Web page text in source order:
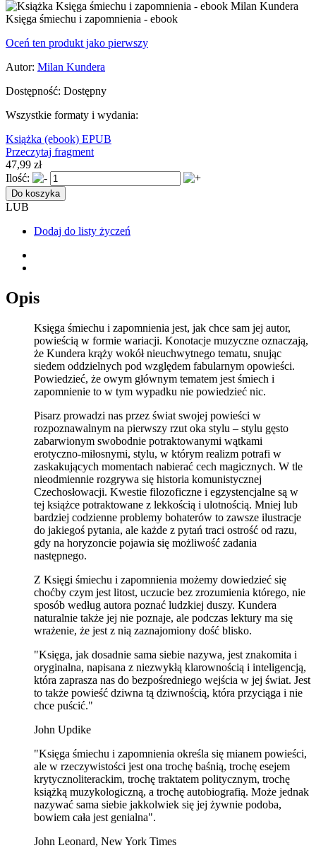
Księga śmiechu i zapomnienia - ebook
Oceń ten produkt jako pierwszy
Autor: Milan Kundera
Dostępność: Dostępny
Wszystkie formaty i wydania:
Książka (ebook) EPUB
Przeczytaj fragment
47,99 zł
Ilość:
Do koszyka
LUB
Dodaj do listy życzeń
Opis
Księga śmiechu i zapomnienia jest, jak chce sam jej autor,
powieścią w formie wariacji. Konotacje muzyczne oznaczają,
że Kundera krąży wokół nieuchwytnego tematu, snując
siedem oddzielnych pod względem fabularnym opowieści.
Powiedzieć, że owym głównym tematem jest śmiech i
zapomnienie to w tym wypadku nie powiedzieć nic.
Pisarz prowadzi nas przez świat swojej powieści w
rozpoznawalnym na pierwszy rzut oka stylu – stylu gęsto
zabarwionym swobodnie potraktowanymi wątkami
erotyczno-miłosnymi, stylu, w którym realizm potrafi w
zaskakujących momentach nabierać cech magicznych. W tle
nieodmiennie rozgrywa się historia komunistycznej
Czechosłowacji. Kwestie filozoficzne i egzystencjalne są w
tej książce potraktowane z lekkością i ulotnością. Mniej lub
bardziej codzienne problemy bohaterów to zawsze ilustracje
do jakiegoś pytania, ale każde z pytań traci ostrość od razu,
gdy na horyzoncie pojawia się możliwość zadania
następnego.
Z Księgi śmiechu i zapomnienia możemy dowiedzieć się
choćby czym jest litost, uczucie bez zrozumienia którego, nie
sposób według autora poznać ludzkiej duszy. Kundera
naturalnie także jej nie poznaje, ale podczas lektury ma się
wrażenie, że jest z nią zaznajomiony dość blisko.
"Księga, jak dosadnie sama siebie nazywa, jest znakomita i
oryginalna, napisana z niezwykłą klarownością i inteligencją,
która zaprasza nas do bezpośredniego wejścia w jej świat. Jest
to także powieść dziwna tą dziwnością, która przyciąga i nie
chce puścić."
John Updike
"Księga śmiechu i zapomnienia określa się mianem powieści,
ale w rzeczywistości jest ona trochę baśnią, trochę esejem
krytycznoliterackim, trochę traktatem politycznym, trochę
książką muzykologiczną, a trochę autobiografią. Może jednak
nazywać sama siebie jakkolwiek się jej żywnie podoba,
bowiem cała jest genialna".
John Leonard, New York Times